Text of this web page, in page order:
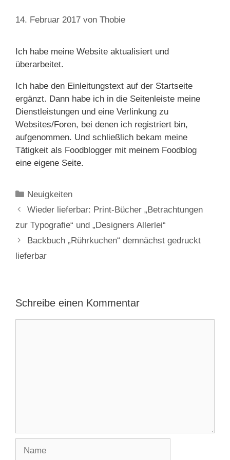
14. Februar 2017 von Thobie
Ich habe meine Website aktualisiert und
überarbeitet.
Ich habe den Einleitungstext auf der Startseite
ergänzt. Dann habe ich in die Seitenleiste meine
Dienstleistungen und eine Verlinkung zu
Websites/Foren, bei denen ich registriert bin,
aufgenommen. Und schließlich bekam meine
Tätigkeit als Foodblogger mit meinem Foodblog
eine eigene Seite.
Kategorien
Neuigkeiten
Wieder lieferbar: Print-Bücher „Betrachtungen
zur Typografie“ und „Designers Allerlei“
Backbuch „Rührkuchen“ demnächst gedruckt
lieferbar
Schreibe einen Kommentar